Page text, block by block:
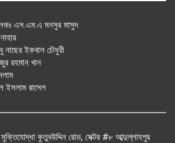
এস.এম.এ মনসুর মাসুদ
নাছের ইকবাল চৌধুরী
রহমান খান
ইসলাম রাসেল
কুতুবউদ্দিন রোড, সেক্টর #৮ আব্দুল্লাহপুর